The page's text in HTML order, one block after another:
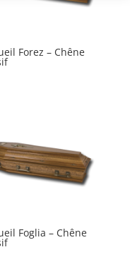
Forez – Chêne
Foglia – Chêne